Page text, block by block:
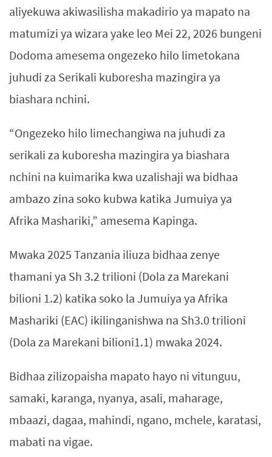
aliyekuwa akiwasilisha makadirio ya mapato na
matumizi ya wizara yake leo Mei 22, 2026 bungeni
Dodoma amesema ongezeko hilo limetokana
juhudi za Serikali kuboresha mazingira ya
biashara nchini.
“Ongezeko hilo limechangiwa na juhudi za
serikali za kuboresha mazingira ya biashara
nchini na kuimarika kwa uzalishaji wa bidhaa
ambazo zina soko kubwa katika Jumuiya ya
Afrika Mashariki,” amesema Kapinga.
Mwaka 2025 Tanzania iliuza bidhaa zenye
thamani ya Sh 3.2 trilioni (Dola za Marekani
bilioni 1.2) katika soko la Jumuiya ya Afrika
Mashariki (EAC) ikilinganishwa na Sh3.0 trilioni
(Dola za Marekani bilioni1.1) mwaka 2024.
Bidhaa zilizopaisha mapato hayo ni vitunguu,
samaki, karanga, nyanya, asali, maharage,
mbaazi, dagaa, mahindi, ngano, mchele, karatasi,
mabati na vigae.